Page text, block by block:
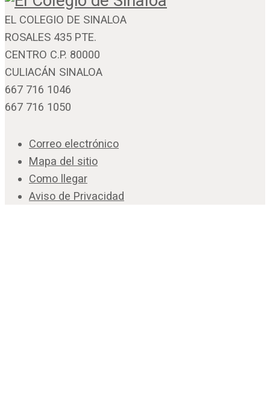
EL COLEGIO DE SINALOA
ROSALES 435 PTE.
CENTRO C.P. 80000
CULIACÁN SINALOA
667 716 1046
667 716 1050
Correo electrónico
Mapa del sitio
Como llegar
Aviso de Privacidad